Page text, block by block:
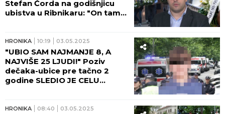
Stefan Ćorda na godišnjicu
ubistva u Ribnikaru: "On tamo
više nikakva prava!"
HRONIKA 10:19 03.05.2025
"UBIO SAM NAJMANJE 8, A
NAJVIŠE 25 LJUDI!" Poziv
dečaka-ubice pre tačno 2
godine SLEDIO JE CELU
HRONIKA 08:40 03.05.2025